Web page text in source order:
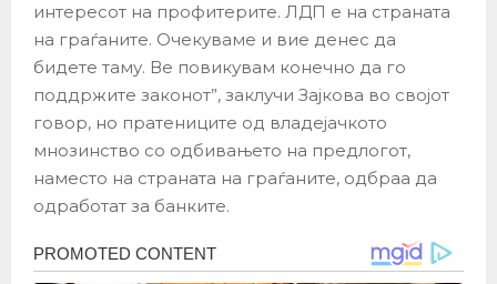
интересот на профитерите. ЛДП е на страната
на граѓаните. Очекуваме и вие денес да
бидете таму. Ве повикувам конечно да го
поддржите законот”, заклучи Зајкова во својот
говор, но пратениците од владејачкото
мнозинство со одбивањето на предлогот,
наместо на страната на граѓаните, одбраа да
одработат за банките.